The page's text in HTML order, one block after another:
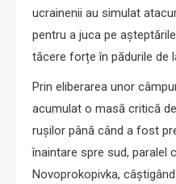
ucrainenii au simulat
pentru a juca pe
tăcere forțe în pădurile de
Prin eliberarea unor
acumulat o masă critică
rușilor până când a fost
înaintare spre sud, paralel
Novoprokopivka,